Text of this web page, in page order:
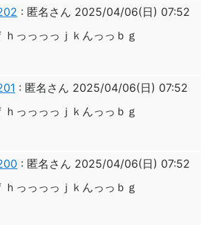
: 匿名さん 2025/04/06(日) 07:52
ｈっっっっｊｋんっっｂｇ
: 匿名さん 2025/04/06(日) 07:52
ｈっっっっｊｋんっっｂｇ
: 匿名さん 2025/04/06(日) 07:52
ｈっっっっｊｋんっっｂｇ